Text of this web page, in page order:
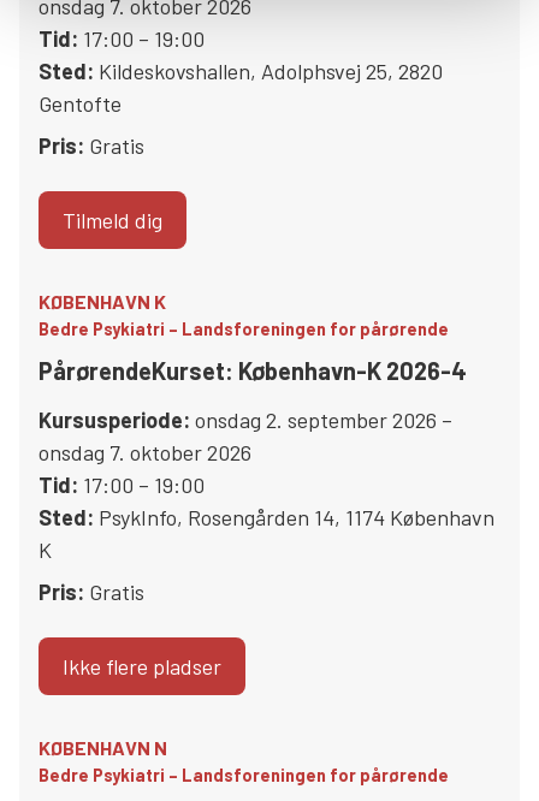
onsdag 7. oktober 2026
Tid: 17:00 – 19:00
Sted: Kildeskovshallen, Adolphsvej 25, 2820
Gentofte
Pris: Gratis
Tilmeld dig
KØBENHAVN K
Bedre Psykiatri – Landsforeningen for pårørende
PårørendeKurset: København-K 2026-4
Kursusperiode: onsdag 2. september 2026 –
onsdag 7. oktober 2026
Tid: 17:00 – 19:00
Sted: PsykInfo, Rosengården 14, 1174 København
K
Pris: Gratis
Ikke flere pladser
KØBENHAVN N
Bedre Psykiatri – Landsforeningen for pårørende